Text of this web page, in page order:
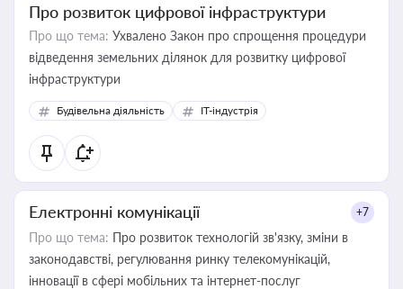
Про розвиток цифрової інфраструктури
Про що тема: Ухвалено Закон про спрощення процедури
відведення земельних ділянок для розвитку цифрової
інфраструктури
Будівельна діяльність IT-індустрія
Електронні комунікації +7
Про що тема: Про розвиток технологій зв'язку, зміни в
законодавстві, регулювання ринку телекомунікацій,
інновації в сфері мобільних та інтернет-послуг